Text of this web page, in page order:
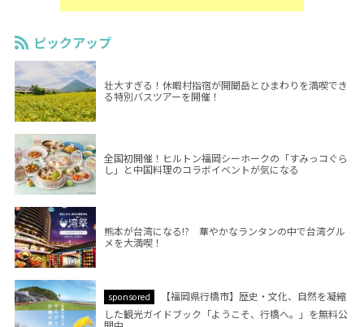
ピックアップ
壮大すぎる！休暇村指宿が開聞岳とひまわりを満喫でき
る特別バスツアーを開催！
全国初開催！ヒルトン福岡シーホークの「すみっコぐら
し」と中国料理のコラボイベントが気になる
熊本が台湾になる!? 華やかなランタンの中で台湾グル
メを大満喫！
sponsored
【福岡県行橋市】歴史・文化、自然を凝縮
した観光ガイドブック「ようこそ、行橋へ。」を無料公